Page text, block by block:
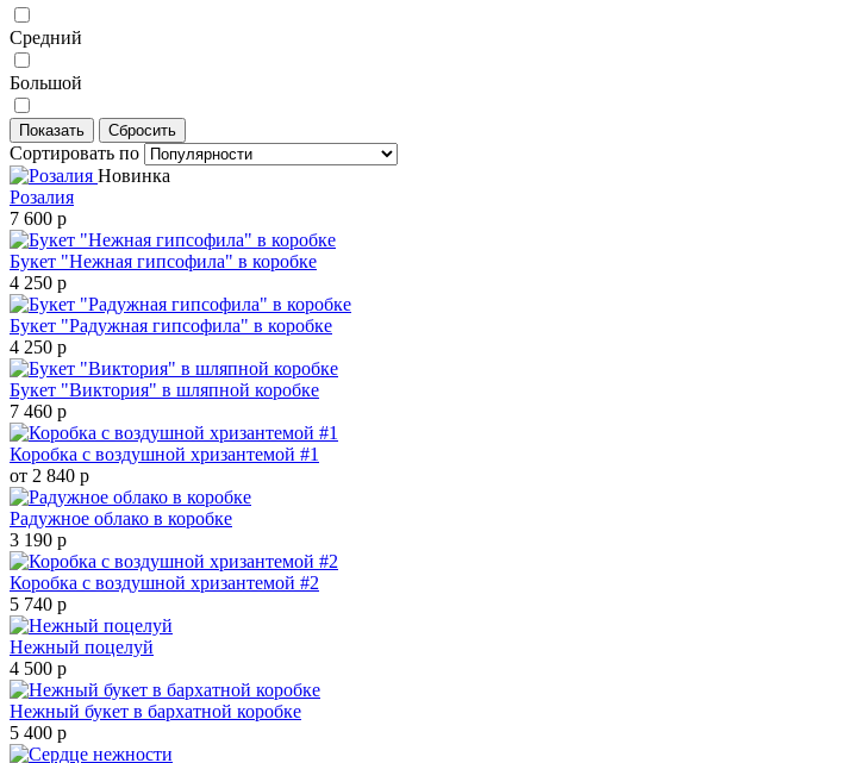
Средний
Большой
Сортировать по
Новинка
Розалия
7 600 р
Букет "Нежная гипсофила" в коробке
4 250 р
Букет "Радужная гипсофила" в коробке
4 250 р
Букет "Виктория" в шляпной коробке
7 460 р
Коробка с воздушной хризантемой #1
от 2 840 р
Радужное облако в коробке
3 190 р
Коробка с воздушной хризантемой #2
5 740 р
Нежный поцелуй
4 500 р
Нежный букет в бархатной коробке
5 400 р